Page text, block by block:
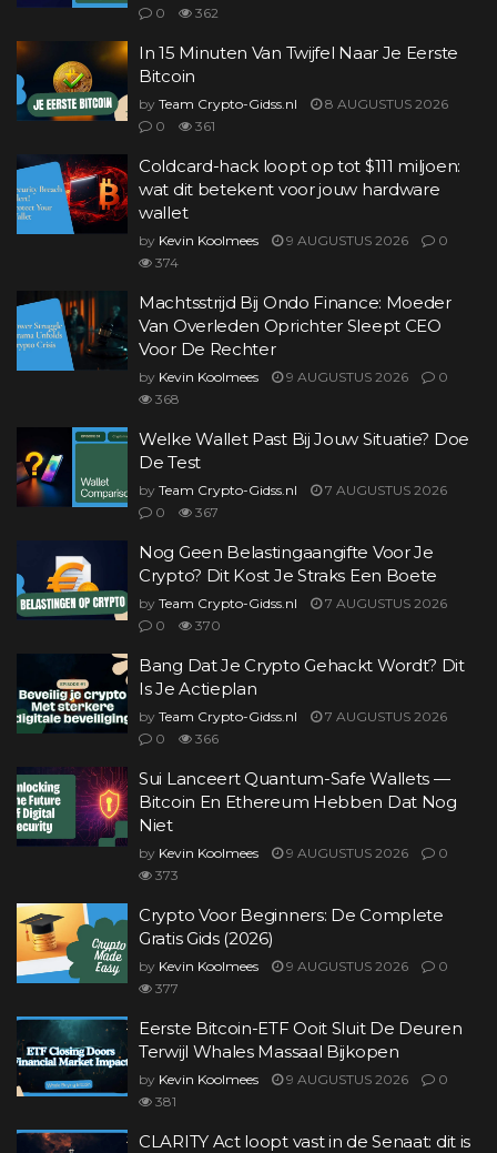
0
362
In 15 Minuten Van Twijfel Naar Je Eerste
Bitcoin
by Team Crypto-Gidss.nl
8 AUGUSTUS 2026
0
361
Coldcard-hack loopt op tot $111 miljoen:
wat dit betekent voor jouw hardware
wallet
by Kevin Koolmees 9 AUGUSTUS 2026
0
374
Machtsstrijd Bij Ondo Finance: Moeder
Van Overleden Oprichter Sleept CEO
Voor De Rechter
by Kevin Koolmees 9 AUGUSTUS 2026
0
368
Welke Wallet Past Bij Jouw Situatie? Doe
De Test
by Team Crypto-Gidss.nl
7 AUGUSTUS 2026
0
367
Nog Geen Belastingaangifte Voor Je
Crypto? Dit Kost Je Straks Een Boete
by Team Crypto-Gidss.nl
7 AUGUSTUS 2026
0
370
Bang Dat Je Crypto Gehackt Wordt? Dit
Is Je Actieplan
by Team Crypto-Gidss.nl
7 AUGUSTUS 2026
0
366
Sui Lanceert Quantum-Safe Wallets —
Bitcoin En Ethereum Hebben Dat Nog
Niet
by Kevin Koolmees 9 AUGUSTUS 2026
0
373
Crypto Voor Beginners: De Complete
Gratis Gids (2026)
by Kevin Koolmees 9 AUGUSTUS 2026
0
377
Eerste Bitcoin-ETF Ooit Sluit De Deuren
Terwijl Whales Massaal Bijkopen
by Kevin Koolmees 9 AUGUSTUS 2026
0
381
CLARITY Act loopt vast in de Senaat: dit is